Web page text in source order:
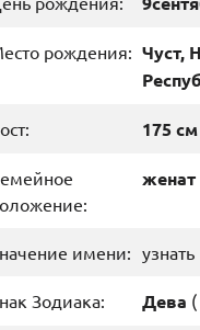
рождения: Чуст,
175 см
женат
имени: узнать
Зодиака: Дева (